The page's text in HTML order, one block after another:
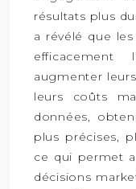
résultats plus
a révélé que
efficacement
augmenter
leurs coûts
données,
plus précises,
ce qui permet
décisions